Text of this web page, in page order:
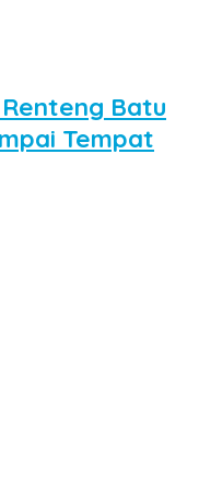
Batu
Tempat